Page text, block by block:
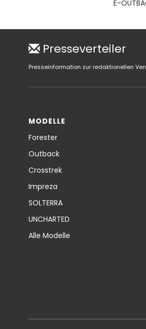
E-
Presseverteiler
Presseinformation zur redaktionellen
MODELLE
Forester
Outback
Crosstrek
Impreza
SOLTERRA
UNCHARTED
Alle Modelle